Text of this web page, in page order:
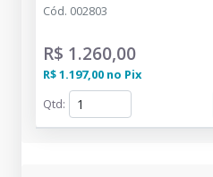
Cód. 002803
R$ 1.260,00
R$ 1.197,00 no Pix
Qtd: